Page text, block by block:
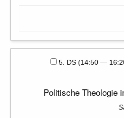
5. DS (14:50 —
Politische Theologie